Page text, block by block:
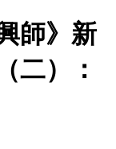
師》新
二）：